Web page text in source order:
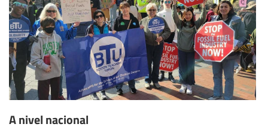
A nivel nacional